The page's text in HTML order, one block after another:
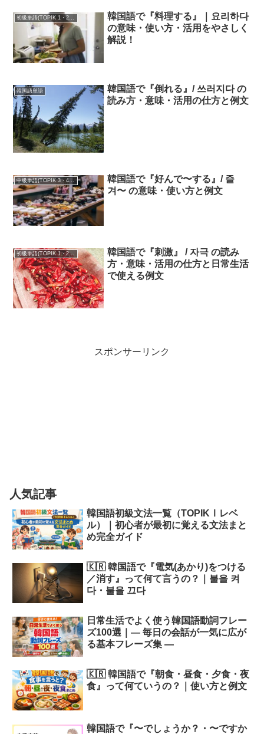
韓国語で『料理する』｜요리하다
の意味・使い方・活用をやさしく
解説！
韓国語単語
韓国語で『倒れる』/ 쓰러지다 の
読み方・意味・活用の仕方と例文
中級単語(TOPIK 3・4級)
韓国語で『好んで〜する』/ 즐
겨〜 の意味・使い方と例文
初級単語(TOPIK 1・2級)
韓国語で『刺激』 / 자극 の読み
方・意味・活用の仕方と日常生活
で使える例文
スポンサーリンク
人気記事
韓国語初級文法一覧（TOPIKⅠレベ
ル）｜初心者が最初に覚える文法まと
め完全ガイド
🇰🇷 韓国語で『電気(あかり)をつける
／消す』って何て言うの？｜불을 켜
다・불을 끄다
日常生活でよく使う韓国語動詞フレー
ズ100選｜― 毎日の会話が一気に広が
る基本フレーズ集 ―
🇰🇷 韓国語で『朝食・昼食・夕食・夜
食』って何ていうの？｜使い方と例文
韓国語で『〜でしょうか？・〜ですか